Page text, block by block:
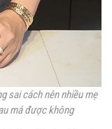
sai cách nên nhiều mẹ
má được không